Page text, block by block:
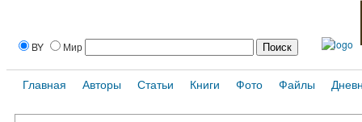
BY Мир
Главная Авторы Статьи Книги Фото Файлы